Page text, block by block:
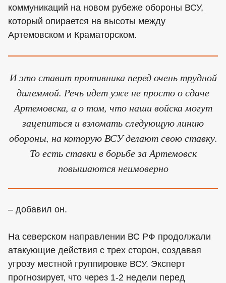
коммуникаций на новом рубеже обороны ВСУ,
который опирается на высоты между
Артемовском и Краматорском.
И это ставит противника перед очень трудной
дилеммой. Речь идет уже не просто о сдаче
Артемовска, а о том, что наши войска могут
зацепиться и взломать следующую линию
обороны, на которую ВСУ делают свою ставку.
То есть ставки в борьбе за Артемовск
повышаются неимоверно
– добавил он.
На северском направлении ВС РФ продолжали
атакующие действия с трех сторон, создавая
угрозу местной группировке ВСУ. Эксперт
прогнозирует, что через 1-2 недели перед